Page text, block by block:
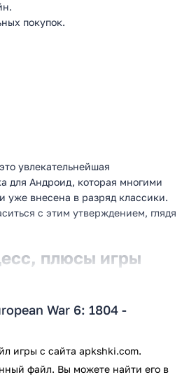
покупок.
увлекательнейшая
для Андроид, которая многими
уже внесена в разряд классики.
с этим утверждением, глядя
плюсы игры
конкурировать с самыми
War 6: 1804 бесплатно. Ведь
на рынке за весьма
это также окажется
для скачивания.
War 6: 1804 -
игры с сайта apkshki.com.
файл. Вы можете найти его в